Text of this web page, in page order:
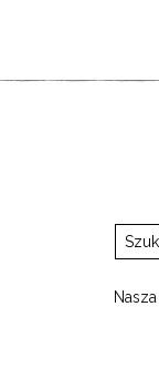
Nasza